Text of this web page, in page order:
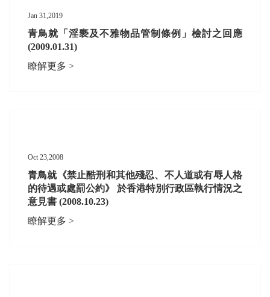
Jan 31,2019
青鳥就「淫褻及不雅物品管制條例」檢討之回應
(2009.01.31)
瞭解更多 >
Oct 23,2008
青鳥就《禁止酷刑和其他殘忍、不人道或有辱人格
的待遇或處罰公約》 於香港特別行政區執行情況之
意見書 (2008.10.23)
瞭解更多 >